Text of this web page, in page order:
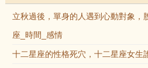
立秋過後，單身的人遇到心動對象，
座_時間_感情
十二星座的性格死穴，十二星座女生